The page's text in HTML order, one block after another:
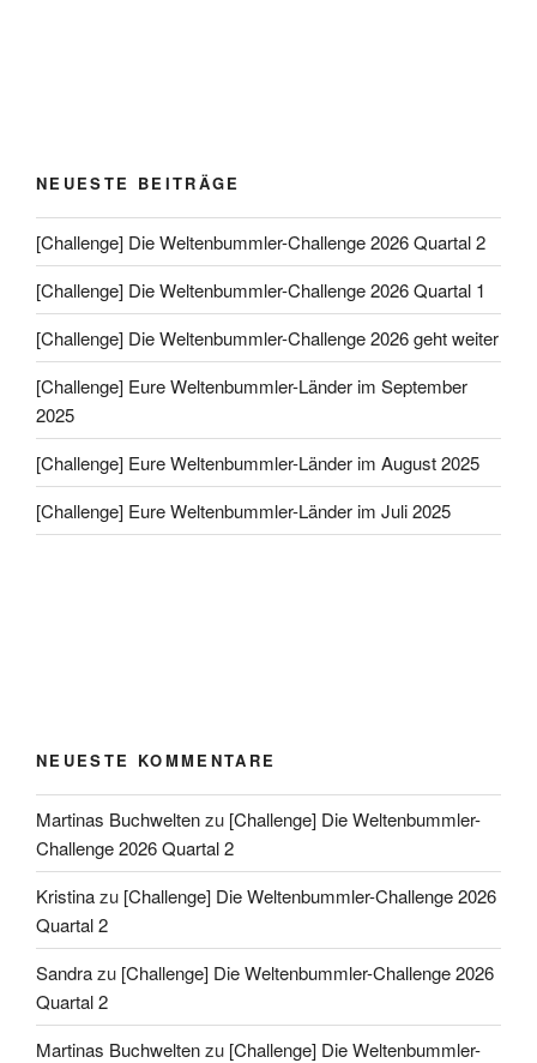
NEUESTE BEITRÄGE
[Challenge] Die Weltenbummler-Challenge 2026 Quartal 2
[Challenge] Die Weltenbummler-Challenge 2026 Quartal 1
[Challenge] Die Weltenbummler-Challenge 2026 geht weiter
[Challenge] Eure Weltenbummler-Länder im September
2025
[Challenge] Eure Weltenbummler-Länder im August 2025
[Challenge] Eure Weltenbummler-Länder im Juli 2025
NEUESTE KOMMENTARE
Martinas Buchweltenzu [Challenge] Die Weltenbummler-
Challenge 2026 Quartal 2
Kristinazu [Challenge] Die Weltenbummler-Challenge 2026
Quartal 2
Sandrazu [Challenge] Die Weltenbummler-Challenge 2026
Quartal 2
Martinas Buchweltenzu [Challenge] Die Weltenbummler-